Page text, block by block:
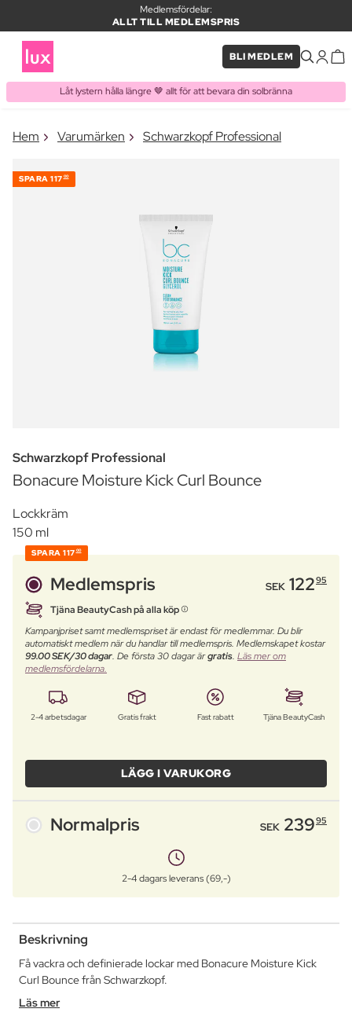
Medlemsfördelar:
ALLT TILL MEDLEMSPRIS
BLI MEDLEM
Låt lystern hålla längre 🤎 allt för att bevara din solbränna
PRODUKT I VARUKORGEN
Ofta köpt tillsammans med
Hem Varumärken Schwarzkopf Professional
SPARA 117 00
Schwarzkopf Professional
Bonacure Moisture Kick Curl Bounce
Lockkräm
150 ml
SPARA 117 00
Medlemspris SEK 12295
Tjäna BeautyCash på alla köp
Kampanjpriset samt medlemspriset är endast för medlemmar. Du blir
automatiskt medlem när du handlar till medlemspris. Medlemskapet kostar
99.00 SEK/30 dagar. De första 30 dagar ärgratis. Läs mer om
medlemsfördelarna.
2-4 arbetsdagar Gratis frakt Fast rabatt Tjäna BeautyCash
LÄGG I VARUKORG
Normalpris SEK 23995
2-4 dagars leverans (69,-)
Beskrivning
Få vackra och definierade lockar med Bonacure Moisture Kick
Curl Bounce från Schwarzkopf.
Läs mer